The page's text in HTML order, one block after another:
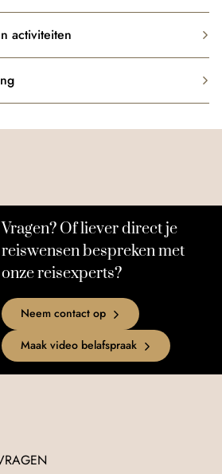
activiteiten
Vragen? Of liever direct je
reiswensen bespreken met
onze reisexperts?
Neem contact op
Maak video belafspraak